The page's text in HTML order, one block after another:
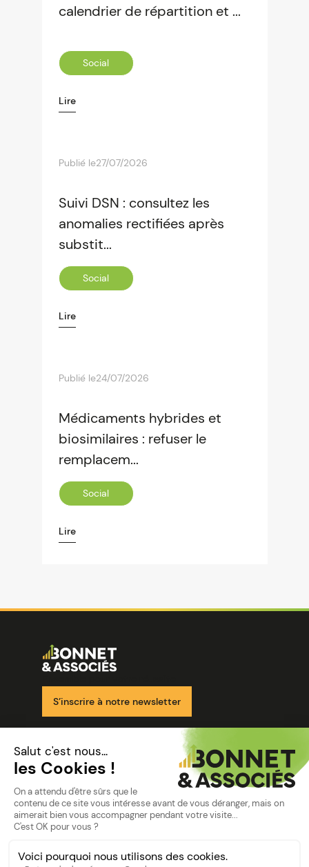
calendrier de répartition et ...
Social
Lire
Publié le27/07/2026
Suivi DSN : consultez les
anomalies rectifiées après
substit...
Social
Lire
Publié le24/07/2026
Médicaments hybrides et
biosimilaires : refuser le
remplacem...
Social
Lire
Image
S’inscrire à notre newsletter
Nos solutions
Nos cabinets
Mon espace client
Politique de confidentialité